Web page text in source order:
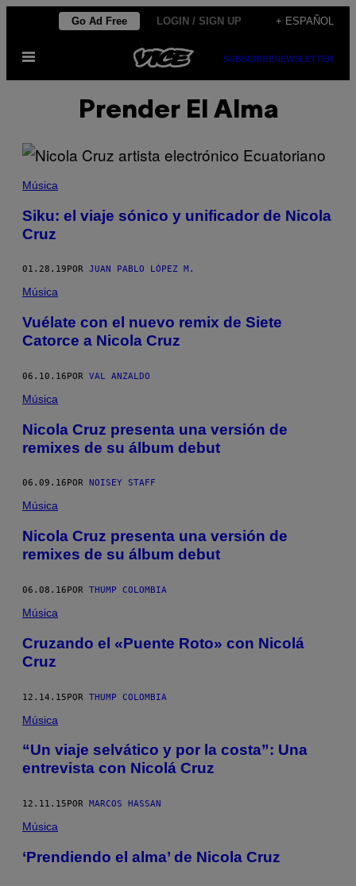
contenido
Go Ad Free LOGIN / SIGN UP + ESPAÑOL
Abrir
SUBSCRIBENEWSLETTER
Prender El Alma
Música
Siku: el viaje sónico y unificador de Nicola
Cruz
01.28.19 POR JUAN PABLO LÓPEZ M.
Música
Vuélate con el nuevo remix de Siete
Catorce a Nicola Cruz
06.10.16POR VAL ANZALDO
Música
Nicola Cruz presenta una versión de
remixes de su álbum debut
06.09.16 POR NOISEY STAFF
Música
Nicola Cruz presenta una versión de
remixes de su álbum debut
06.08.16POR THUMP COLOMBIA
Música
Cruzando el «Puente Roto» con Nicolá
Cruz
12.14.15POR THUMP COLOMBIA
Música
“Un viaje selvático y por la costa”: Una
entrevista con Nicolá Cruz
12.11.15 POR MARCOS HASSAN
Música
‘Prendiendo el alma’ de Nicola Cruz